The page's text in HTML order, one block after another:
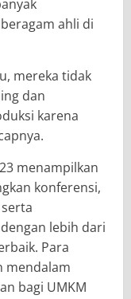
ahli di
mereka tidak
dan
karena
menampilkan
konferensi,
lebih dari
Para
mendalam
bagi UMKM